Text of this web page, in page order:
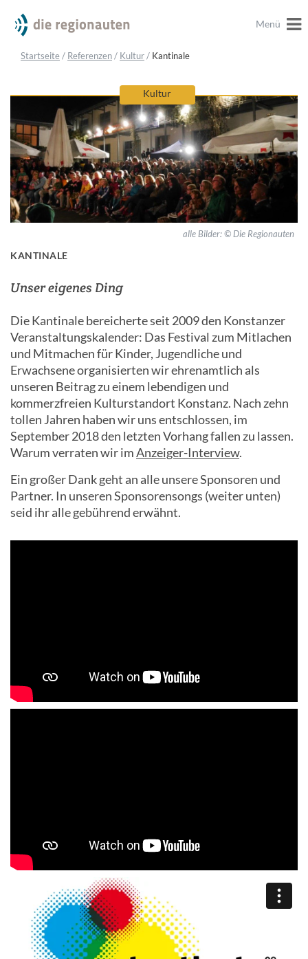
Menü
Startseite/ Referenzen/ Kultur/ Kantinale
Kultur
alle Bilder: © Die Regionauten
KANTINALE
Unser eigenes Ding
Die Kantinale bereicherte seit 2009 den Konstanzer
Veranstaltungskalender: Das Festival zum Mitlachen
und Mitmachen für Kinder, Jugendliche und
Erwachsene organisierten wir ehrenamtlich als
unseren Beitrag zu einem lebendigen und
kommerzfreien Kulturstandort Konstanz. Nach zehn
tollen Jahren haben wir uns entschlossen, im
September 2018 den letzten Vorhang fallen zu lassen.
Warum verraten wir imAnzeiger-Interview.
Ein großer Dank geht an alle unsere Sponsoren und
Partner. In unseren Sponsorensongs (weiter unten)
seid ihr alle gebührend erwähnt.